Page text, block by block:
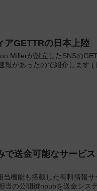
アGETTRの日本上陸
Millerが設立したSNSの
報があったので紹介します (
送金可能なサービス
機能も搭載した有料情報サ
当の公開鍵npubを送金シス